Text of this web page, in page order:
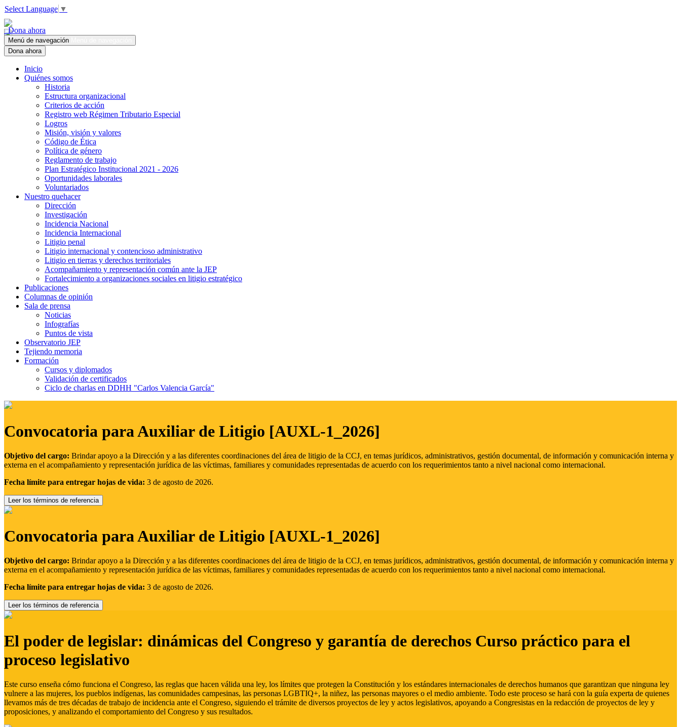
Select Language ▼
Dona ahora
Menú de navegación
Dona ahora
Inicio
Quiénes somos
Historia
Estructura organizacional
Criterios de acción
Registro web Régimen Tributario Especial
Logros
Misión, visión y valores
Código de Ética
Política de género
Reglamento de trabajo
Plan Estratégico Institucional 2021 - 2026
Oportunidades laborales
Voluntariados
Nuestro quehacer
Dirección
Investigación
Incidencia Nacional
Incidencia Internacional
Litigio penal
Litigio internacional y contencioso administrativo
Litigio en tierras y derechos territoriales
Acompañamiento y representación común ante la JEP
Fortalecimiento a organizaciones sociales en litigio estratégico
Publicaciones
Columnas de opinión
Sala de prensa
Noticias
Infografías
Puntos de vista
Observatorio JEP
Tejiendo memoria
Formación
Cursos y diplomados
Validación de certificados
Ciclo de charlas en DDHH "Carlos Valencia García"
Convocatoria para Auxiliar de Litigio [AUXL-1_2026]
Objetivo del cargo: Brindar apoyo a la Dirección y a las diferentes coordinaciones del área de litigio de la CCJ, en temas jurídicos, administrativos, gestión documental, de información y comunicación interna y
externa en el acompañamiento y representación jurídica de las víctimas, familiares y comunidades representadas de acuerdo con los requerimientos tanto a nivel nacional como internacional.
Fecha límite para entregar hojas de vida: 3 de agosto de 2026.
Leer los términos de referencia
Convocatoria para Auxiliar de Litigio [AUXL-1_2026]
Objetivo del cargo: Brindar apoyo a la Dirección y a las diferentes coordinaciones del área de litigio de la CCJ, en temas jurídicos, administrativos, gestión documental, de información y comunicación interna y
externa en el acompañamiento y representación jurídica de las víctimas, familiares y comunidades representadas de acuerdo con los requerimientos tanto a nivel nacional como internacional.
Fecha límite para entregar hojas de vida: 3 de agosto de 2026.
Leer los términos de referencia
El poder de legislar: dinámicas del Congreso y garantía de derechos Curso práctico para el
proceso legislativo
Este curso enseña cómo funciona el Congreso, las reglas que hacen válida una ley, los límites que protegen la Constitución y los estándares internacionales de derechos humanos que garantizan que ninguna ley
vulnere a las mujeres, los pueblos indígenas, las comunidades campesinas, las personas LGBTIQ+, la niñez, las personas mayores o el medio ambiente. Todo este proceso se hará con la guía experta de quienes
llevamos más de tres décadas de trabajo de incidencia ante el Congreso, siguiendo el trámite de diversos proyectos de ley y actos legislativos, apoyando a Congresistas en la redacción de proyectos de ley y
proposiciones, y analizando el comportamiento del Congreso y sus resultados.